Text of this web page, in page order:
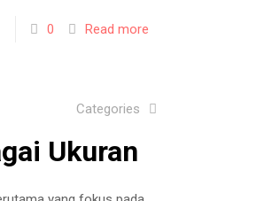
0 Read more
Categories
Ukuran